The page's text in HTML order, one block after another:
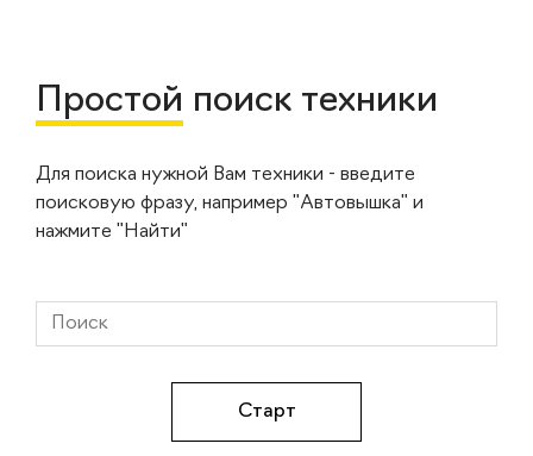
Простой поиск техники
Для поиска нужной Вам техники - введите
поисковую фразу, например "Автовышка" и
нажмите "Найти"